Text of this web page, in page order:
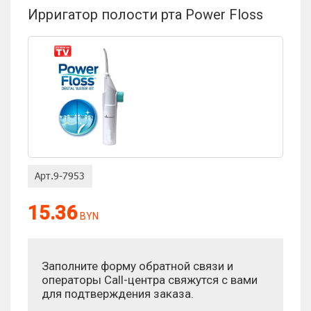
Ирригатор полости рта Power Floss
15.36 BYN
Заполните форму обратной связи и
операторы Call-центра свяжутся с вами
для подтверждения заказа.